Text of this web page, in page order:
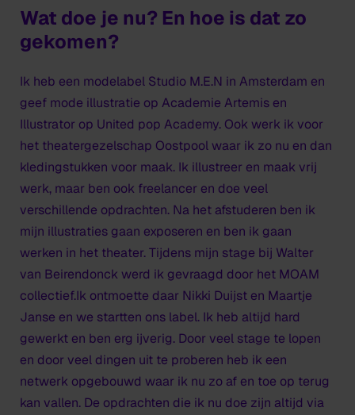
Wat doe je nu? En hoe is dat zo
gekomen?
Ik heb een modelabel Studio M.E.N in Amsterdam en
geef mode illustratie op Academie Artemis en
Illustrator op United pop Academy. Ook werk ik voor
het theatergezelschap Oostpool waar ik zo nu en dan
kledingstukken voor maak. Ik illustreer en maak vrij
werk, maar ben ook freelancer en doe veel
verschillende opdrachten. Na het afstuderen ben ik
mijn illustraties gaan exposeren en ben ik gaan
werken in het theater. Tijdens mijn stage bij Walter
van Beirendonck werd ik gevraagd door het MOAM
collectief.Ik ontmoette daar Nikki Duijst en Maartje
Janse en we startten ons label. Ik heb altijd hard
gewerkt en ben erg ijverig. Door veel stage te lopen
en door veel dingen uit te proberen heb ik een
netwerk opgebouwd waar ik nu zo af en toe op terug
kan vallen. De opdrachten die ik nu doe zijn altijd via